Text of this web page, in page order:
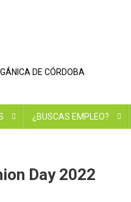
DE CÓRDOBA
¿BUSCAS EMPLEO?
Day 2022